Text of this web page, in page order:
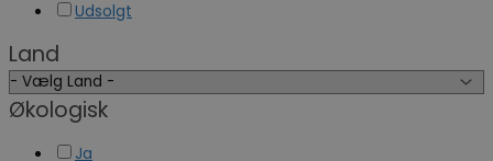
Udsolgt
Land
Økologisk
Ja